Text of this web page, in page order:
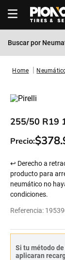
Buscar por
255/50 R19
Precio:$378.
↩ Derecho a
producto para
neumático no
condiciones.
Referencia:
Si tu método
aplicaran